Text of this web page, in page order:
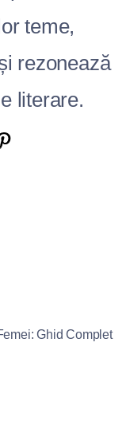
teme,
rezonează
literare.
Ghid Complet